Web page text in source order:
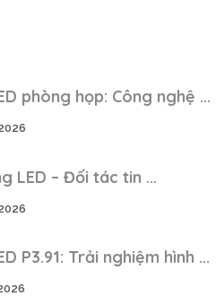
phòng họp: Công nghệ ...
LED – Đối tác tin ...
P3.91: Trải nghiệm hình ...